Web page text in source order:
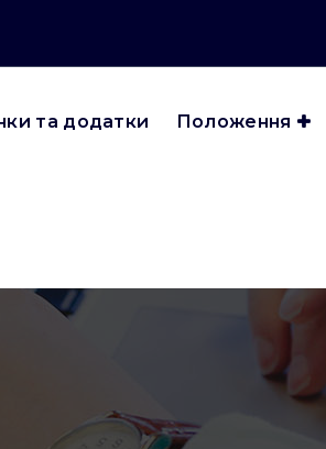
та додатки Положення